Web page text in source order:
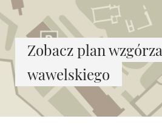
Zobacz plan wzgórza
wawelskiego